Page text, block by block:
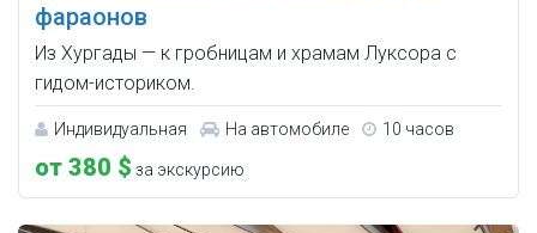
фараонов
Из Хургады — к гробницам и храмам Луксора с
гидом-историком.
Индивидуальная На автомобиле 10 часов
от 380 $ за экскурсию